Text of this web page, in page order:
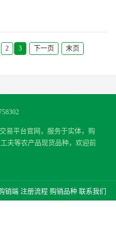
2 3 下一页 末页
易平台官网，服务于实体，购
夫等农产品现货品种，欢迎前
销端 注册流程 购销品种 联系我们